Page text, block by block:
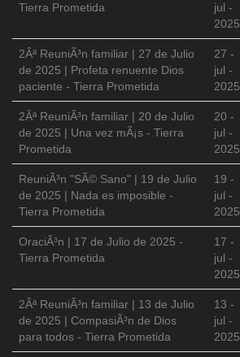
Tierra Prometida
jul -
2025
2Âª ReuniÃ³n familiar | 27 de Julio
de 2025 | Profeta renuente Dios
paciente - Tierra Prometida
27 -
jul -
2025
2Âª ReuniÃ³n familiar | 20 de Julio
de 2025 | Una vez mÃ¡s - Tierra
Prometida
20 -
jul -
2025
ReuniÃ³n "SÃ© Sano" | 19 de Julio
de 2025 | Nada es imposible -
Tierra Prometida
19 -
jul -
2025
OraciÃ³n | 17 de Julio de 2025 -
Tierra Prometida
17 -
jul -
2025
2Âª ReuniÃ³n familiar | 13 de Julio
de 2025 | CompasiÃ³n de Dios
para todos - Tierra Prometida
13 -
jul -
2025